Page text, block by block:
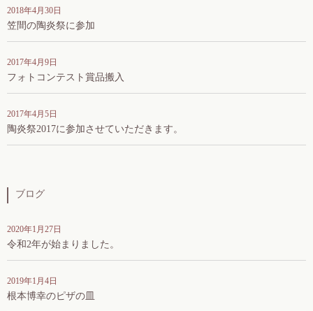
2018年4月30日
笠間の陶炎祭に参加
2017年4月9日
フォトコンテスト賞品搬入
2017年4月5日
陶炎祭2017に参加させていただきます。
ブログ
2020年1月27日
令和2年が始まりました。
2019年1月4日
根本博幸のピザの皿